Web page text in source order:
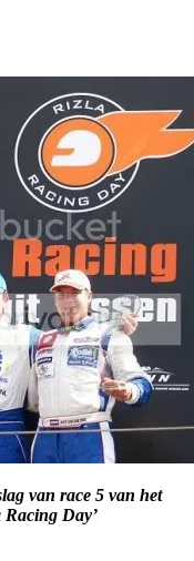
van race 5 van het
Racing Day’